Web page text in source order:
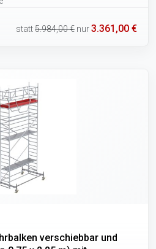
statt5.984,00 € nur3.361,00 €
verschiebbar und